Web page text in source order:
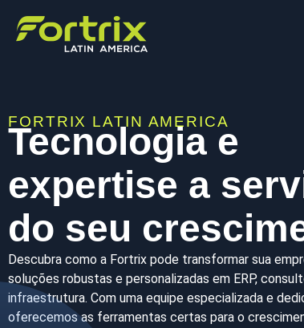
FORTRIX LATIN AMERICA
Tecnologia e
expertise a
do seu
Descubra como a Fortrix pode transformar sua
soluções robustas e personalizadas em ERP,
infraestrutura. Com uma equipe especializada e
oferecemos as ferramentas certas para o